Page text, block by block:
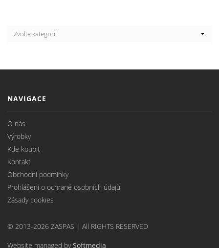
NAVIGACE
O nás
Výrobky
Kde koupit
Kontakt
Obchodní podmínky
Prohlášení o ochraně osobních údajů
Zásady cookies
© 2013-2026 ZASPAS | All RIGHTS RESERVED
Website managed bySoftmedia